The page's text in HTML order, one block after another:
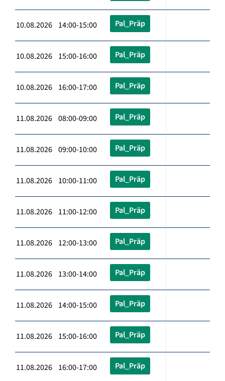
10.08.2026 14:00-15:00 Pal_Präp
10.08.2026 15:00-16:00 Pal_Präp
10.08.2026 16:00-17:00 Pal_Präp
11.08.2026 08:00-09:00 Pal_Präp
11.08.2026 09:00-10:00 Pal_Präp
11.08.2026 10:00-11:00 Pal_Präp
11.08.2026 11:00-12:00 Pal_Präp
11.08.2026 12:00-13:00 Pal_Präp
11.08.2026 13:00-14:00 Pal_Präp
11.08.2026 14:00-15:00 Pal_Präp
11.08.2026 15:00-16:00 Pal_Präp
11.08.2026 16:00-17:00 Pal_Präp